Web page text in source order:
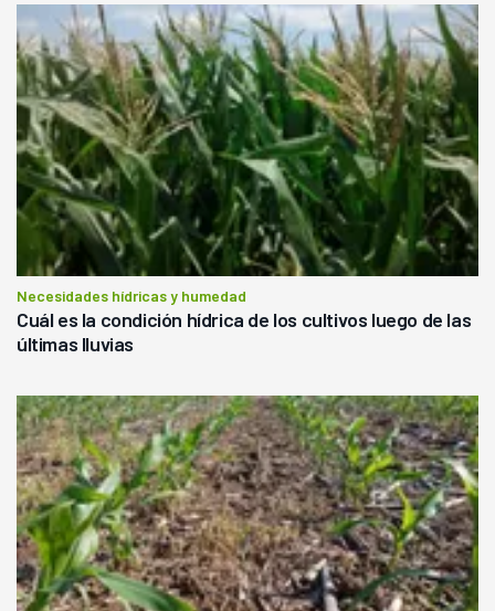
Necesidades hídricas y humedad
Cuál es la condición hídrica de los cultivos luego de las
últimas lluvias